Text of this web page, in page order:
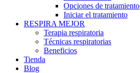
Opciones de tratamiento
Iniciar el tratamiento
RESPIRA MEJOR
Terapia respiratoria
Técnicas respiratorias
Beneficios
Tienda
Blog